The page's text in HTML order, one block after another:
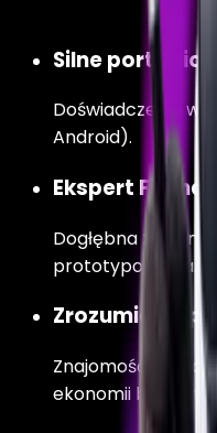
Silne portfolio
Doświadczenie w
Android).
Ekspert Figma
Dogłębna
prototypowania.
Zrozumienie
Znajomość zasad
ekonomii